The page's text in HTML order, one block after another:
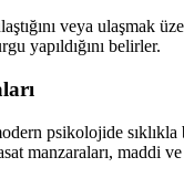
veya ulaşmak
yapıldığını belirler.
psikolojide
manzaraları, maddi